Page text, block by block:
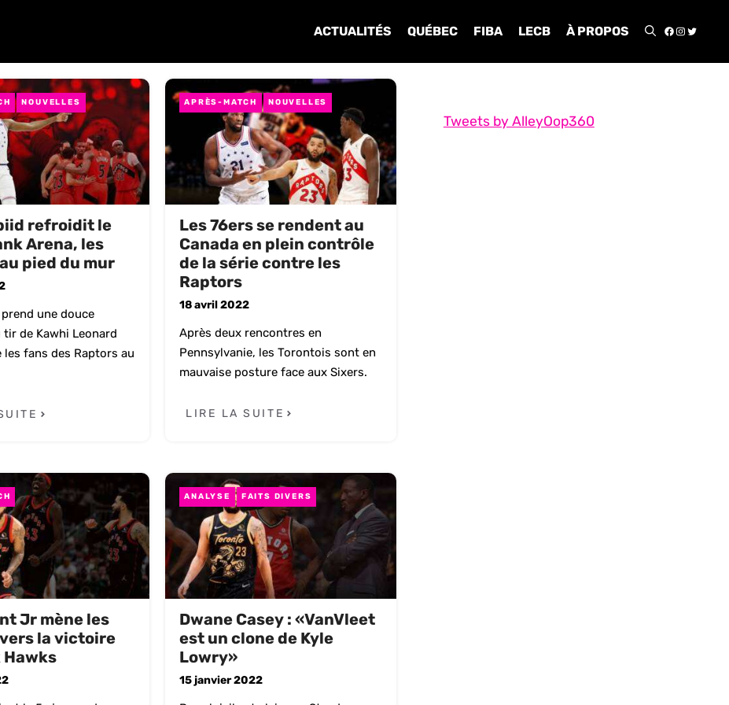
ACTUALITÉS QUÉBEC FIBA LECB À PROPOS
NOUVELLES
refroidit le
Arena, les
pied du mur
une douce
tir de Kawhi Leonard
les fans des Raptors au
APRÈS-MATCH NOUVELLES
Les 76ers se rendent au
Canada en plein contrôle
de la série contre les
Raptors
18 avril 2022
Après deux rencontres en
Pennsylvanie, les Torontois sont en
mauvaise posture face aux Sixers.
LIRE LA SUITE
Jr mène les
la victoire
ANALYSE FAITS DIVERS
Dwane Casey : «VanVleet
est un clone de Kyle
Lowry»
15 janvier 2022
Tweets by AlleyOop360